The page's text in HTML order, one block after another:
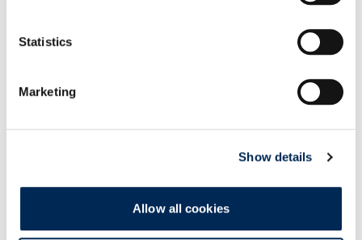
Statistics
Marketing
Show details
Allow all cookies